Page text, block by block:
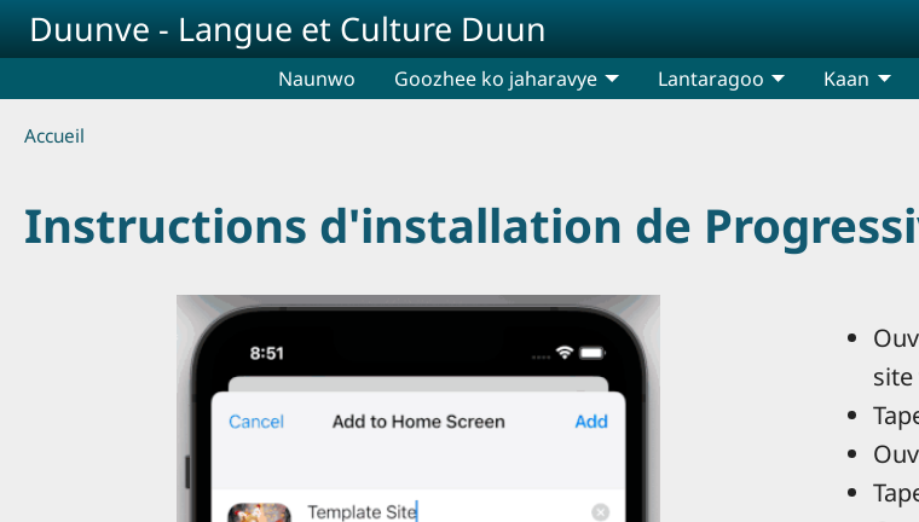
Aller au contenu principal
Duunve - Langue et Culture Duun
Naunwo Goozhee ko jaharavye Lantaragoo Kaan
Breadcrumb
Accueil
Instructions d'installation de
site